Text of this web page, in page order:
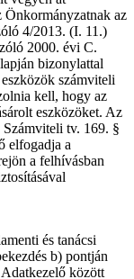
Önkormányzatnak az
4/2013. (I. 11.)
2000. évi C.
bizonylattal
számviteli
kell, hogy az
eszközöket. Az
tv. 169. §
elfogadja a
a felhívásban
és tanácsi
b) pontján
Adatkezelő között